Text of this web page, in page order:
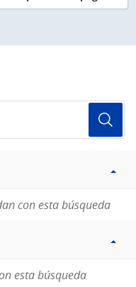
con esta búsqueda
esta búsqueda